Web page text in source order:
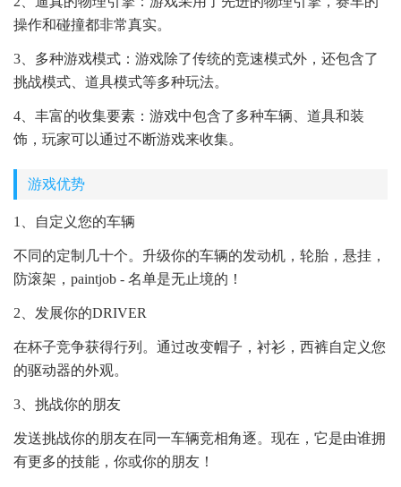
操作和碰撞都非常真实。
3、多种游戏模式：游戏除了传统的竞速模式外，还包含了
挑战模式、道具模式等多种玩法。
4、丰富的收集要素：游戏中包含了多种车辆、道具和装
饰，玩家可以通过不断游戏来收集。
游戏优势
1、自定义您的车辆
不同的定制几十个。升级你的车辆的发动机，轮胎，悬挂，
防滚架，paintjob - 名单是无止境的！
2、发展你的DRIVER
在杯子竞争获得行列。通过改变帽子，衬衫，西裤自定义您
的驱动器的外观。
3、挑战你的朋友
发送挑战你的朋友在同一车辆竞相角逐。现在，它是由谁拥
有更多的技能，你或你的朋友！